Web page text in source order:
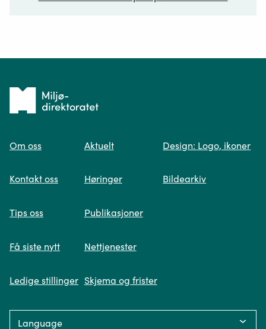
Spør oss
søk og viser deg vår mest relevante
Tilbake
forsiden
Om oss
Kontakt oss
Tips oss
Få siste nytt
Ledige stillinger
Aktuelt
Høringer
Publikasjoner
Nettjenester
Skjema og frister
Design: Logo, ikoner
Bildearkiv